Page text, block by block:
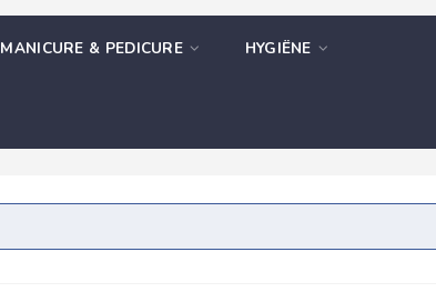
MANICURE & PEDICURE HYGIËNE